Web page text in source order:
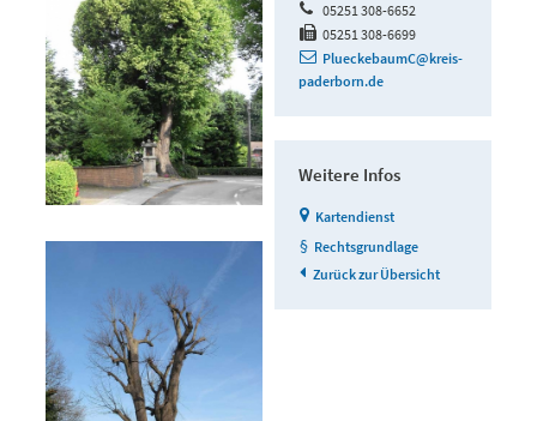
05251 308-6652
05251 308-6699
PlueckebaumC@kreis-
paderborn.de
Weitere Infos
Kartendienst
Rechtsgrundlage
Zurück zur Übersicht